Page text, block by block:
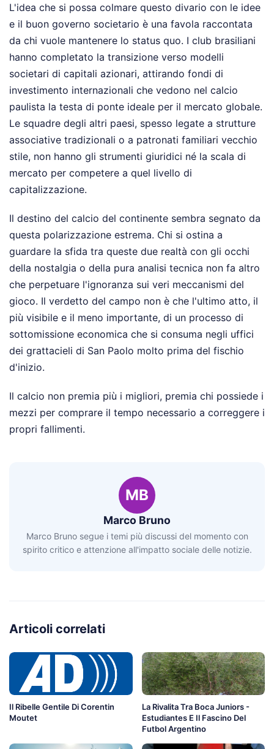
L'idea che si possa colmare questo divario con le idee
e il buon governo societario è una favola raccontata
da chi vuole mantenere lo status quo. I club brasiliani
hanno completato la transizione verso modelli
societari di capitali azionari, attirando fondi di
investimento internazionali che vedono nel calcio
paulista la testa di ponte ideale per il mercato globale.
Le squadre degli altri paesi, spesso legate a strutture
associative tradizionali o a patronati familiari vecchio
stile, non hanno gli strumenti giuridici né la scala di
mercato per competere a quel livello di
capitalizzazione.
Il destino del calcio del continente sembra segnato da
questa polarizzazione estrema. Chi si ostina a
guardare la sfida tra queste due realtà con gli occhi
della nostalgia o della pura analisi tecnica non fa altro
che perpetuare l'ignoranza sui veri meccanismi del
gioco. Il verdetto del campo non è che l'ultimo atto, il
più visibile e il meno importante, di un processo di
sottomissione economica che si consuma negli uffici
dei grattacieli di San Paolo molto prima del fischio
d'inizio.
Il calcio non premia più i migliori, premia chi possiede i
mezzi per comprare il tempo necessario a correggere i
propri fallimenti.
MB
Marco Bruno
Marco Bruno segue i temi più discussi del momento con
spirito critico e attenzione all'impatto sociale delle notizie.
Articoli correlati
Il Ribelle Gentile Di Corentin
Moutet
La Rivalita Tra Boca Juniors -
Estudiantes E Il Fascino Del
Futbol Argentino